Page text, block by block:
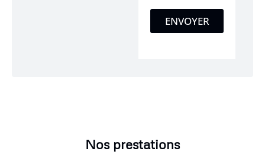
ENVOYER
Nos prestations